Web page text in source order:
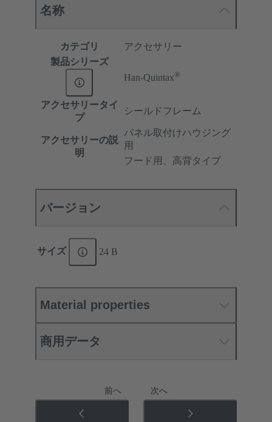
名称
カテゴリ
アクセサリー
製品シリーズ
Han-Quintax®
アクセサリータイ
プ
シールドフレーム
アクセサリーの説
明
パネル取付けハウジング
用
フード用、高背タイプ
バージョン
サイズ 24 B
Material properties
商用データ
前へ 次へ